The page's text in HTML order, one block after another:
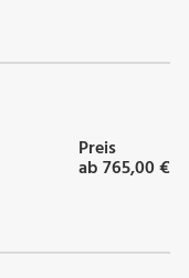
Preis
ab 765,00 €